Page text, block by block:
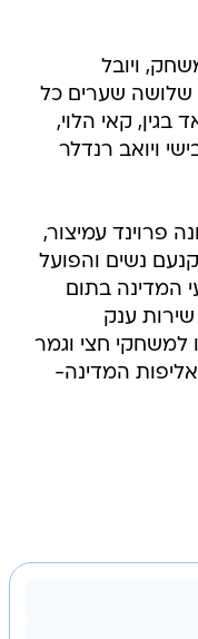
ויובל
שלושה שערים כל
בגין, קאי הלוי,
ויואב רנדלר
פרוינד עמיצור,
נשים והפועל
המדינה בתום
ענק
למשחקי חצי וגמר
המדינה-